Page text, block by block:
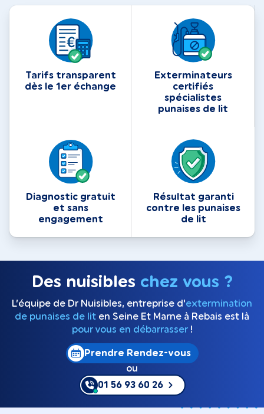
Tarifs transparent
dès le 1er échange
Exterminateurs
certifiés
spécialistes
punaises de lit
Diagnostic gratuit
et sans
engagement
Résultat garanti
contre les punaises
de lit
Des nuisibles chez vous ?
L’équipe de Dr Nuisibles, entreprise d'extermination
de punaises de lit en Seine Et Marne à Rebais est là
pour vous en débarrasser!
Prendre Rendez-vous
ou
01 56 93 60 26